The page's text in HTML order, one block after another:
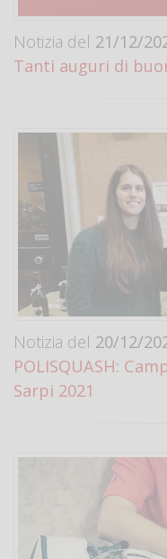
Notizia del 21/12/
Tanti auguri di
Notizia del 20/12/
POLISQUASH:
Sarpi 2021